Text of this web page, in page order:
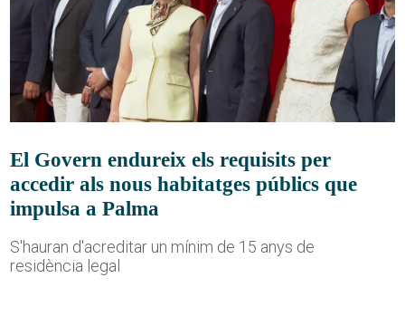
El Govern endureix els requisits per
accedir als nous habitatges públics que
impulsa a Palma
S'hauran d'acreditar un mínim de 15 anys de
residència legal